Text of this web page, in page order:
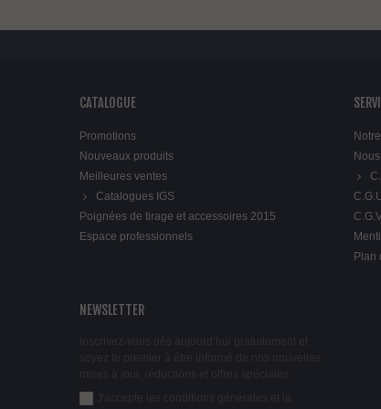
CATALOGUE
Promotions
Nouveaux produits
Meilleures ventes
Catalogues IGS
Poignées de tirage et accessoires 2015
Espace professionnels
Plan
NEWSLETTER
Inscrivez-vous dès aujourd’hui gratuitement et
soyez le premier à être informé de nos nouvelles
mises à jour, réductions et offres spéciales.
J'accepte les conditions générales et la